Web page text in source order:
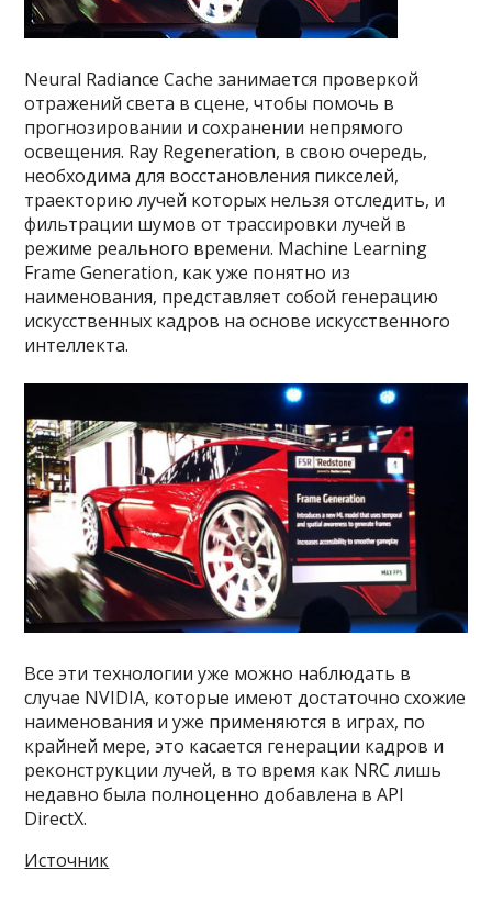
Neural Radiance Cache занимается проверкой
отражений света в сцене, чтобы помочь в
прогнозировании и сохранении непрямого
освещения. Ray Regeneration, в свою очередь,
необходима для восстановления пикселей,
траекторию лучей которых нельзя отследить, и
фильтрации шумов от трассировки лучей в
режиме реального времени. Machine Learning
Frame Generation, как уже понятно из
наименования, представляет собой генерацию
искусственных кадров на основе искусственного
интеллекта.
Все эти технологии уже можно наблюдать в
случае NVIDIA, которые имеют достаточно схожие
наименования и уже применяются в играх, по
крайней мере, это касается генерации кадров и
реконструкции лучей, в то время как NRC лишь
недавно была полноценно добавлена в API
DirectX.
Источник